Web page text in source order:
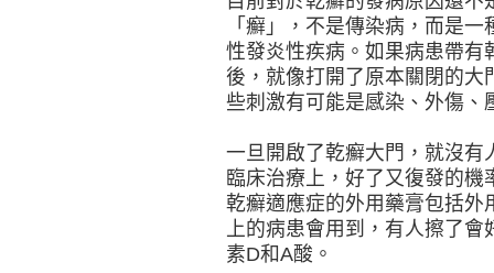
「癬」，不是傳染病，而是
性發炎性疾病。如果病患帶有
後，就像打開了原本關閉的大
些刺激有可能是感染、外傷、
一旦開啟了乾癬大門，就沒有
臨床治療上，好了又復發的
乾癬適應症的外用藥膏包括外
上的病患會用到，有人擦了
素D和A酸。